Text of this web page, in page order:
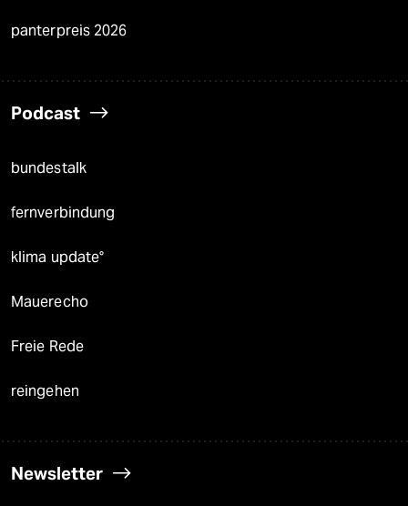
panterpreis 2026
Podcast
bundestalk
fernverbindung
klima update°
Mauerecho
Freie Rede
reingehen
Newsletter